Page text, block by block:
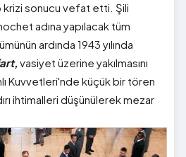
sonucu vefat etti. Şili
adına yapılacak tüm
ardında 1943 yılında
vasiyet üzerine yakılmasını
Kuvvetleri'nde küçük bir tören
ihtimalleri düşünülerek mezar